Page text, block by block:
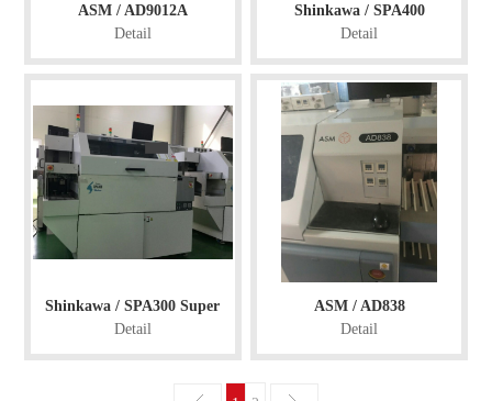
ASM / AD9012A
Detail
Shinkawa / SPA400
Detail
Shinkawa / SPA300 Super
Detail
ASM / AD838
Detail